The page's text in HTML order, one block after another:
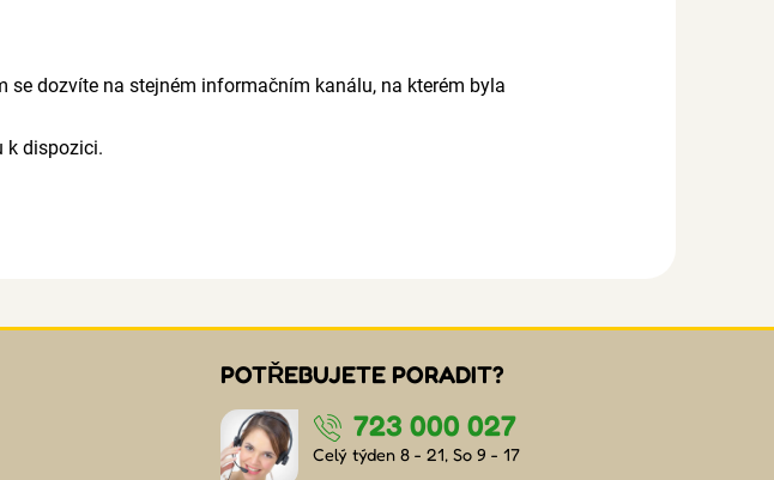
dozvíte na stejném informačním kanálu, na kterém byla
k dispozici.
POTŘEBUJETE PORADIT?
723 000 027
Celý týden 8 - 21, So 9 - 17